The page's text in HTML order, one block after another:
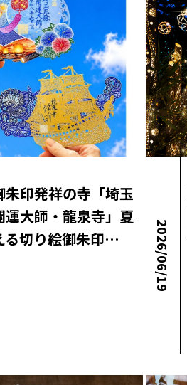
朱印発祥の寺「埼玉
運大師・龍泉寺」夏
る切り絵御朱印…
2026/06/19